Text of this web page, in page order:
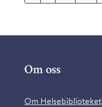
Om oss
Om Helsebiblioteket